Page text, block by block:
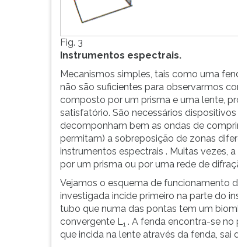
Fig. 3
Instrumentos espectrais.
Mecanismos simples, tais como uma
não são suficientes para observarmos
composto por um prisma e uma lente,
satisfatório. São necessários
decomponham bem as ondas de
permitam) a sobreposição de zonas
instrumentos espectrais . Muitas vezes,
por um prisma ou por uma rede de
Vejamos o esquema de funcionamento
investigada incide primeiro na parte do
tubo que numa das pontas tem um
convergente L1 . A fenda encontra-se no
que incida na lente através da fenda, sai